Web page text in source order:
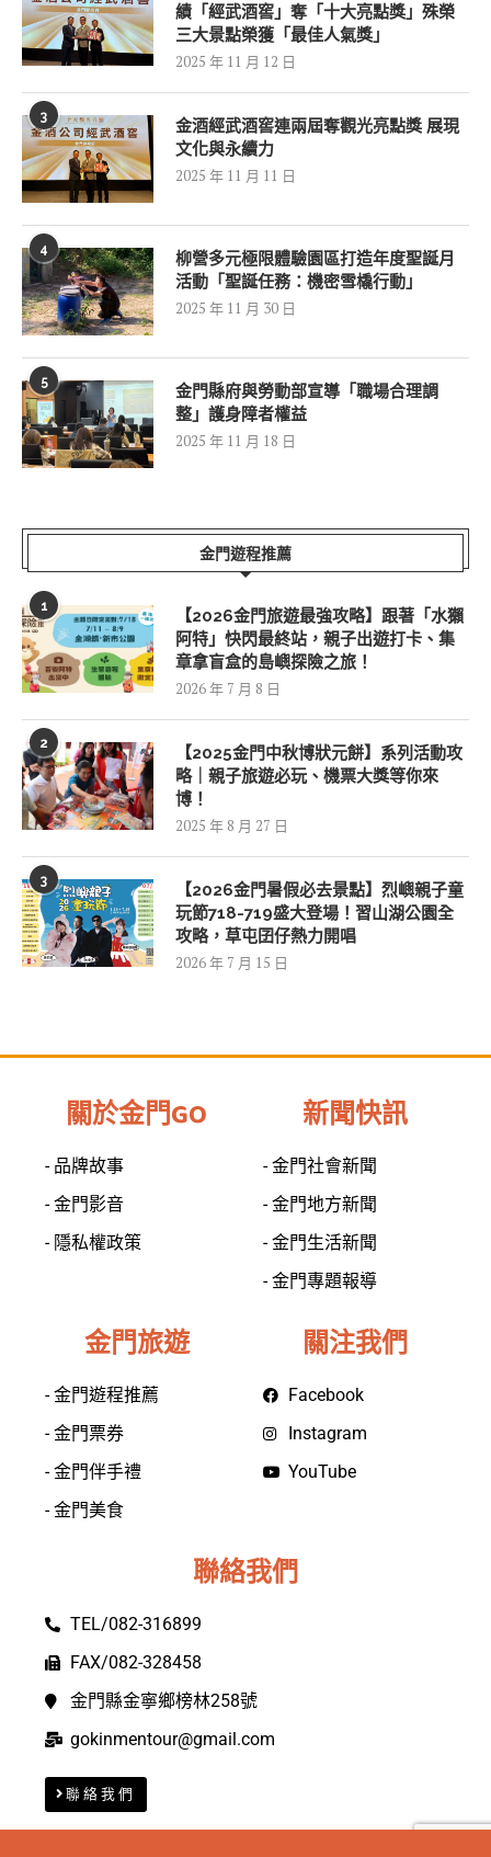
績「經武酒窖」奪「十大亮點獎」殊榮
三大景點榮獲「最佳人氣獎」
2025 年 11 月 12 日
3
金酒經武酒窖連兩屆奪觀光亮點獎 展現
文化與永續力
2025 年 11 月 11 日
4
柳營多元極限體驗園區打造年度聖誕月
活動「聖誕任務：機密雪橇行動」
2025 年 11 月 30 日
5
金門縣府與勞動部宣導「職場合理調
整」護身障者權益
2025 年 11 月 18 日
金門遊程推薦
1
【2026金門旅遊最強攻略】跟著「水獺
阿特」快閃最終站，親子出遊打卡、集
章拿盲盒的島嶼探險之旅！
2026 年 7 月 8 日
2
【2025金門中秋博狀元餅】系列活動攻
略｜親子旅遊必玩、機票大獎等你來
博！
2025 年 8 月 27 日
3
【2026金門暑假必去景點】烈嶼親子童
玩節718-719盛大登場！習山湖公園全
攻略，草屯囝仔熱力開唱
2026 年 7 月 15 日
關於金門GO
- 品牌故事
- 金門影音
- 隱私權政策
新聞快訊
- 金門社會新聞
- 金門地方新聞
- 金門生活新聞
- 金門專題報導
金門旅遊
- 金門遊程推薦
- 金門票券
- 金門伴手禮
- 金門美食
關注我們
Facebook
Instagram
YouTube
聯絡我們
TEL/082-316899
FAX/082-328458
金門縣金寧鄉榜林258號
gokinmentour@gmail.com
聯絡我們